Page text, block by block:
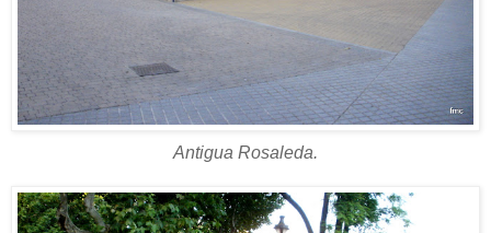
Antigua Rosaleda.